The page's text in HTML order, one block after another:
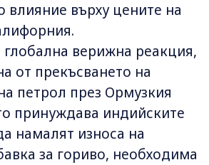
влияние върху цените на
верижна реакция,
от прекъсването на
петрол през Ормузкия
принуждава индийските
намалят износа на
за гориво, необходима